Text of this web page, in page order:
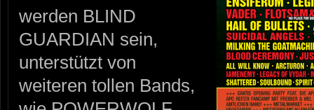
werden BLIND
GUARDIAN sein,
unterstützt von
weiteren tollen Bands,